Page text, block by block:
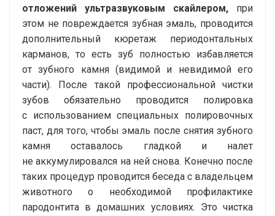
отложений ультразвуковым скайлером, при
этом не повреждается зубная эмаль, проводится
дополнительный кюретаж периодонтальных
карманов, то есть зуб полностью избавляется
от зубного камня (видимой и невидимой его
части). После такой профессиональной чистки
зубов обязательно проводится полировка
с использованием специальных полировочных
паст, для того, чтобы эмаль после снятия зубного
камня оставалось гладкой и налет
не аккумулировался на ней снова. Конечно после
таких процедур проводится беседа с владельцем
животного о необходимой профилактике
пародонтита в домашних условиях. Это чистка